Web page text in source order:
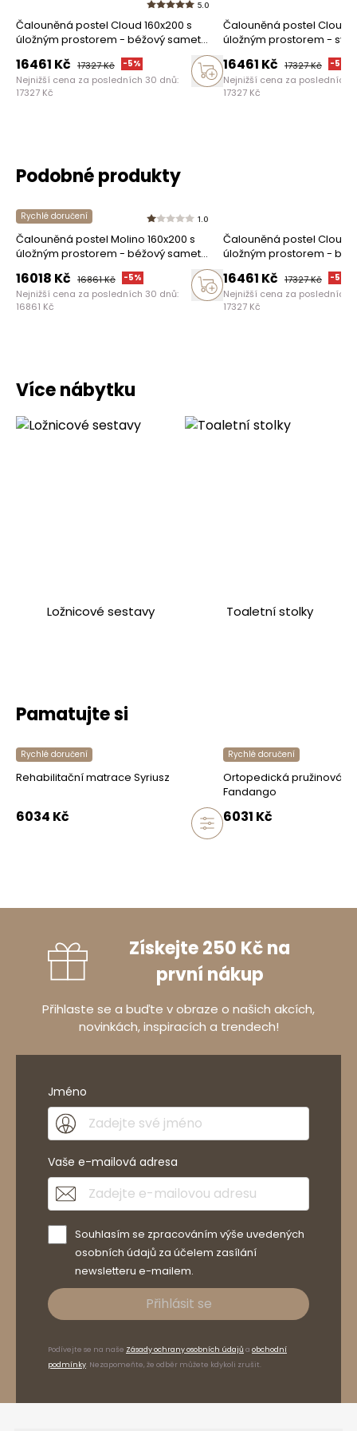
5.0
Čalouněná postel Cloud 160x200 s
úložným prostorem - béžový samet
16461 Kč 17327Kč -5%
Nejnižší cena za posledních 30 dnů:
17327 Kč
Čalouněná postel Cloud
úložným prostorem -
16461 Kč 17327Kč -5
Nejnižší cena za posledních
17327 Kč
Podobné produkty
Rychlé doručení 1.0
Čalouněná postel Molino 160x200 s
úložným prostorem - béžový samet
16018 Kč 16861Kč -5%
Nejnižší cena za posledních 30 dnů:
16861 Kč
Čalouněná postel Cloud
úložným prostorem -
16461 Kč 17327Kč -5
Nejnižší cena za posledních
17327 Kč
Více nábytku
Ložnicové sestavy Toaletní stolky
Pamatujte si
Rychlé doručení
Rehabilitační matrace Syriusz
6034 Kč
Rychlé doručení
Ortopedická pružinová
Fandango
6031 Kč
Získejte 250 Kč na
první nákup
Přihlaste se a buďte v obraze o našich akcích,
novinkách, inspiracích a trendech!
Jméno
Vaše e-mailová adresa
Souhlasím se zpracováním výše uvedených
osobních údajů za účelem zasílání
newsletteru e-mailem.
Přihlásit se
Podívejte se na naše Zásady ochrany osobních údajů a obchodní
podmínky. Nezapomeňte, že odběr můžete kdykoli zrušit.